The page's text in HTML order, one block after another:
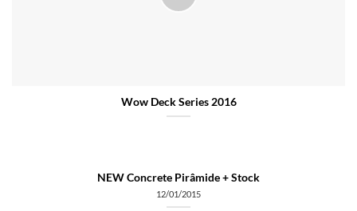
Wow Deck Series 2016
NEW Concrete Pirâmide + Stock
12/01/2015